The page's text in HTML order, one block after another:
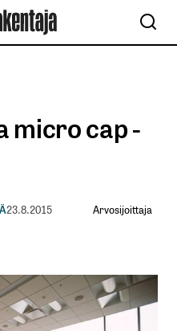
micro cap -
23.8.2015
Arvosijoittaja